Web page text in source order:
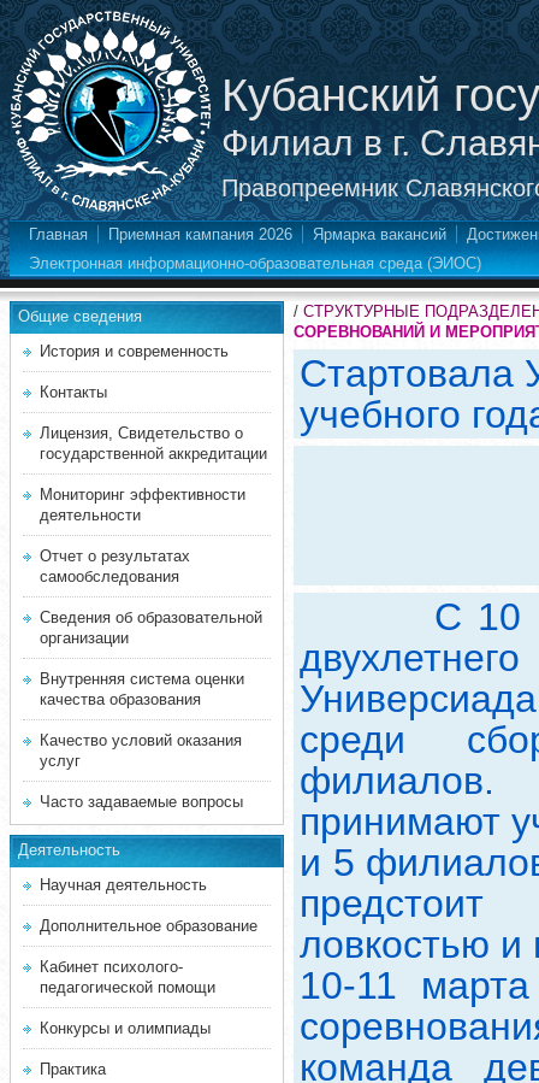
Кубанский
Филиал в г.
Правопреемник
Главная Приемная кампания 2026 Ярмарка вакансий
Электронная информационно-образовательная среда (ЭИОС)
Общие сведения
История и современность
Контакты
Лицензия, Свидетельство о
государственной аккредитации
Мониторинг эффективности
деятельности
Отчет о результатах
самообследования
Сведения об образовательной
организации
Внутренняя система оценки
качества образования
Качество условий оказания
услуг
Часто задаваемые вопросы
Деятельность
Научная деятельность
Дополнительное образование
Кабинет психолого-
педагогической помощи
Конкурсы и олимпиады
Практика
/ СТРУКТУРНЫЕ
СОРЕВНОВАНИЙ И
Стартовала
учебного
С 10
среди
принимают
и 5
предстоит
ловкостью и
10-11
команда